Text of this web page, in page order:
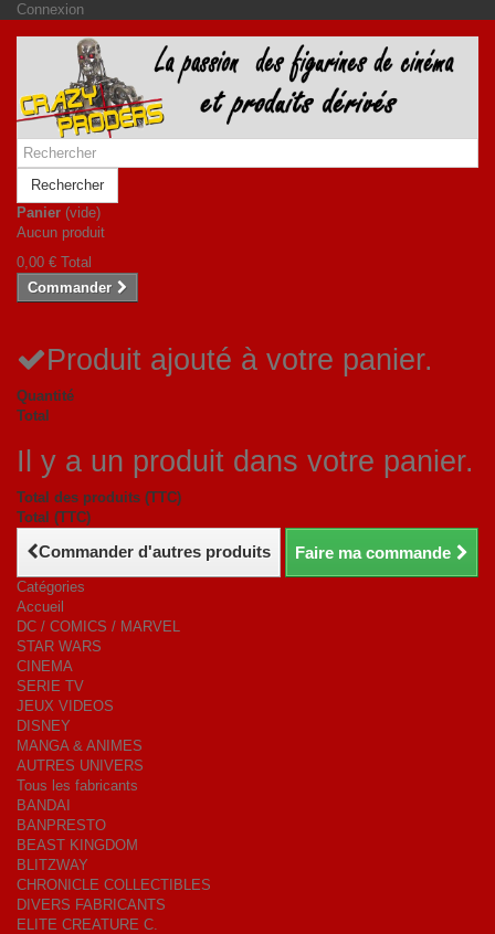
Connexion
Rechercher
Panier (vide)
Aucun produit
0,00 € Total
Commander
Produit ajouté à votre panier.
Quantité
Total
Il y a un produit dans votre panier.
Total des produits (TTC)
Total (TTC)
Commander d'autres produits Faire ma commande
Catégories
Accueil
DC / COMICS / MARVEL
STAR WARS
CINEMA
SERIE TV
JEUX VIDEOS
DISNEY
MANGA & ANIMES
AUTRES UNIVERS
Tous les fabricants
BANDAI
BANPRESTO
BEAST KINGDOM
BLITZWAY
CHRONICLE COLLECTIBLES
DIVERS FABRICANTS
ELITE CREATURE C.